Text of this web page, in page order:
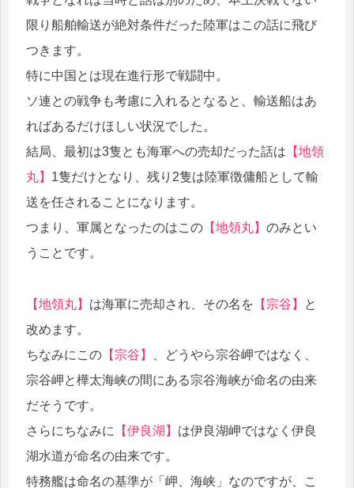
限り船舶輸送が絶対条件だった陸軍はこの話に飛び
つきます。
特に中国とは現在進行形で戦闘中。
ソ連との戦争も考慮に入れるとなると、輸送船はあ
ればあるだけほしい状況でした。
結局、最初は3隻とも海軍への売却だった話は 【地領
丸】 1隻だけとなり、残り2隻は陸軍徴傭船として輸
送を任されることになります。
つまり、軍属となったのはこの 【地領丸】 のみとい
うことです。
【地領丸】 は海軍に売却され、その名を 【宗谷】
と
改めます。
ちなみにこの 【宗谷】
、どうやら宗谷岬ではなく、
宗谷岬と樺太海峡の間にある宗谷海峡が命名の由来
だそうです。
さらにちなみに
【伊良湖】 は伊良湖岬ではなく伊良
湖水道が命名の由来です。
特務艦は命名の基準が「岬、海峡」なのですが、こ